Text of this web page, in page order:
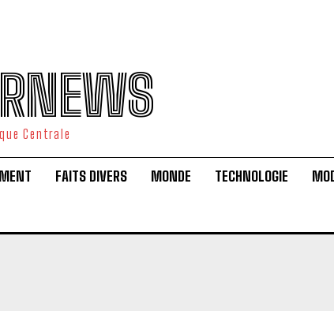
Centrale
FAITS DIVERS MONDE TECHNOLOGIE